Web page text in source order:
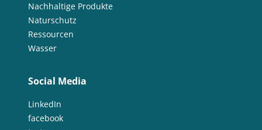
Nachhaltige Produkte
Naturschutz
Ressourcen
Wasser
Social Media
LinkedIn
facebook